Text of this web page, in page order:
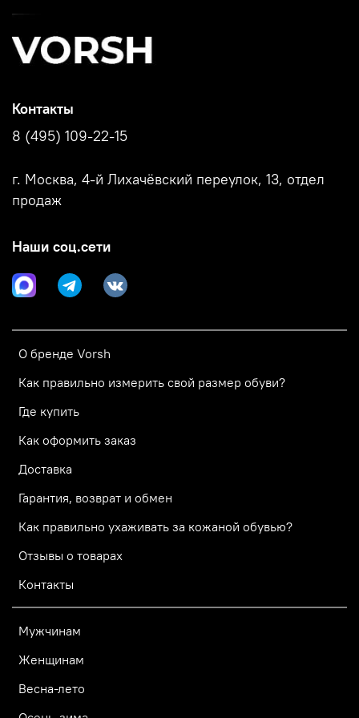
О бренде Vorsh
Как правильно измерить свой размер обуви?
Где купить
Как оформить заказ
Доставка
Гарантия, возврат и обмен
Как правильно ухаживать за кожаной обувью?
Отзывы о товарах
Контакты
Мужчинам
Женщинам
Весна-лето
Контакты
8 (495) 109-22-15
г. Москва, 4-й Лихачёвский переулок, 13, отдел
продаж
Наши соц.сети